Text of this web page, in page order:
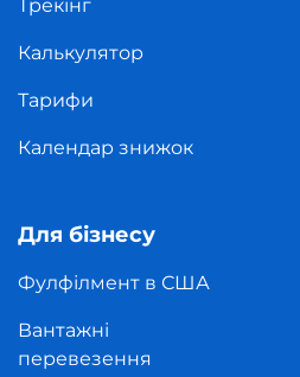
Трекінг
Калькулятор
Тарифи
Календар знижок
Для бізнесу
Фулфілмент в США
Вантажні
перевезення